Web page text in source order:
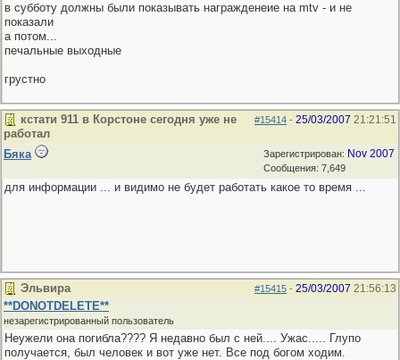
в субботу должны были показывать награжденеие на mtv - и не
показали
а потом...
печальные выходные
грустно
#15414 - 25/03/2007 21:21:51
кстати 911 в Корстоне сегодня уже не
работал
Зарегистрирован: Nov 2007
Сообщения: 7,649
Бяка
для информации ... и видимо не будет работать какое то время ...
#15415 - 25/03/2007 21:56:13
Эльвира
**DONOTDELETE**
незарегистрированный пользователь
Неужели она погибла???? Я недавно был с ней.... Ужас..... Глупо
получается, был человек и вот уже нет. Все под богом ходим.